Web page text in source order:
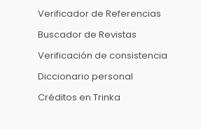
Verificador de Referencias
Buscador de Revistas
Verificación de consistencia
Diccionario personal
Créditos en Trinka